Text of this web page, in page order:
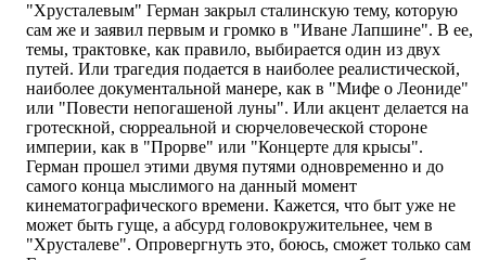
"Хрусталевым" Герман закрыл сталинскую тему, которую
сам же и заявил первым и громко в "Иване Лапшине". В ее,
темы, трактовке, как правило, выбирается один из двух
путей. Или трагедия подается в наиболее реалистической,
наиболее документальной манере, как в "Мифе о Леониде"
или "Повести непогашеной луны". Или акцент делается на
гротескной, сюрреальной и сюрчеловеческой стороне
империи, как в "Прорве" или "Концерте для крысы".
Герман прошел этими двумя путями одновременно и до
самого конца мыслимого на данный момент
кинематографического времени. Кажется, что быт уже не
может быть гуще, а абсурд головокружительнее, чем в
"Хрусталеве". Опровергнуть это, боюсь, сможет только сам